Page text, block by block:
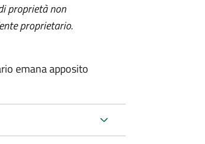
proprietà non
proprietario.
emana apposito